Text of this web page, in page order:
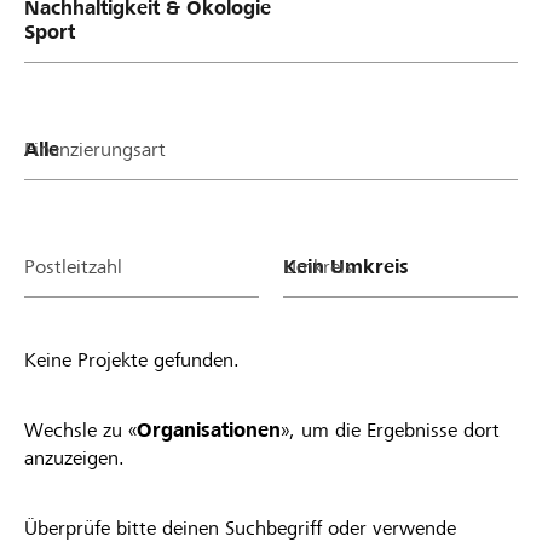
Finanzierungsart
Postleitzahl Umkreis
Keine Projekte gefunden.
Wechsle zu «Organisationen», um die Ergebnisse dort
anzuzeigen.
Überprüfe bitte deinen Suchbegriff oder verwende